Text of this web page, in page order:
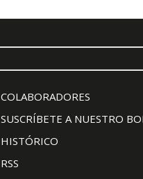
COLABORADORES
SUSCRÍBETE A NUESTRO
HISTÓRICO
RSS